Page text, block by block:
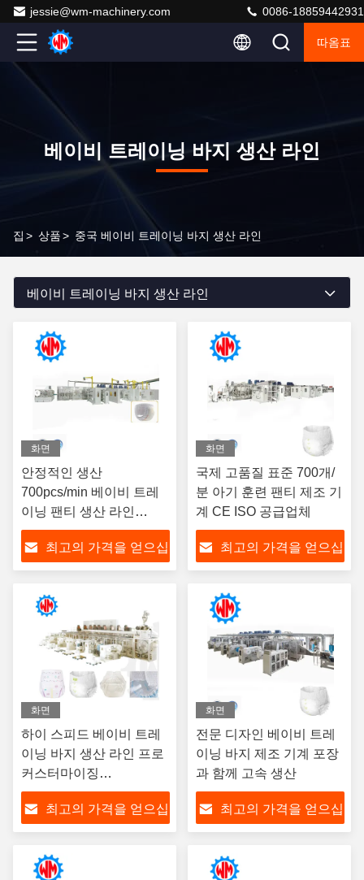
jessie@wm-machinery.com 0086-18859442931
따옴표
베이비 트레이닝 바지 생산 라인
집 > 상품> 중국 베이비 트레이닝 바지 생산 라인
베이비 트레이닝 바지 생산 라인
화면
안정적인 생산
700pcs/min 베이비 트레
이닝 팬티 생산 라인
ISO9001 공장
최고의 가격을 얻으십
화면
국제 고품질 표준 700개/
분 아기 훈련 팬티 제조 기
계 CE ISO 공급업체
최고의 가격을 얻으십
화면
하이 스피드 베이비 트레
이닝 바지 생산 라인 프로
커스터마이징
35m*6m*3m
최고의 가격을 얻으십
화면
전문 디자인 베이비 트레
이닝 바지 제조 기계 포장
과 함께 고속 생산
최고의 가격을 얻으십